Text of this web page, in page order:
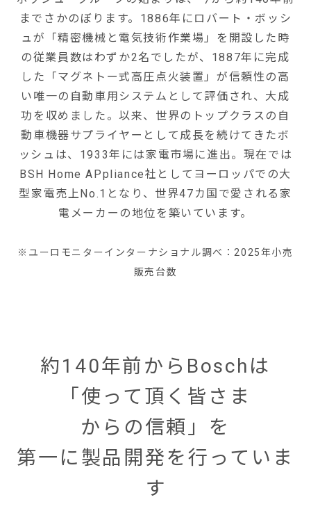
までさかのぼります。1886年にロバート・ボッシ
ュが「精密機械と電気技術作業場」を開設した時
の従業員数はわずか2名でしたが、1887年に完成
した「マグネトー式高圧点火装置」が信頼性の高
い唯一の自動車用システムとして評価され、大成
功を収めました。以来、世界のトップクラスの自
動車機器サプライヤーとして成長を続けてきたボ
ッシュは、1933年には家電市場に進出。現在では
BSH Home APpliance社としてヨーロッパでの大
型家電売上No.1となり、世界47カ国で愛される家
電メーカーの地位を築いています。
※ユーロモニターインターナショナル調べ：2025年小売
販売台数
約140年前からBoschは
「使って頂く皆さま
からの信頼」を
第一に製品開発を行っていま
す